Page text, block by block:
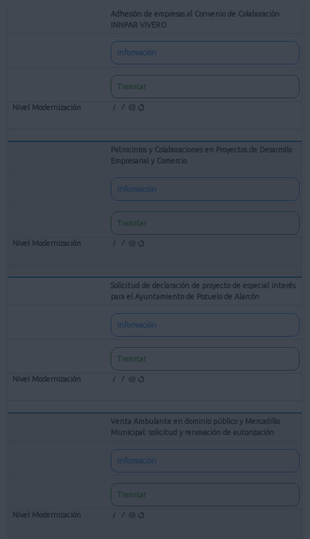
Adhesión de empresas al Convenio de Colaboración
INNPAR VIVERO
Información
Tramitar
Patrocinios y Colaboraciones en Proyectos de Desarrollo
Empresarial y Comercio
Información
Tramitar
Solicitud de declaración de proyecto de especial interés
para el Ayuntamiento de Pozuelo de Alarcón
Información
Tramitar
Venta Ambulante en dominio público y Mercadillo
Municipal: solicitud y renovación de autorización
Información
Tramitar